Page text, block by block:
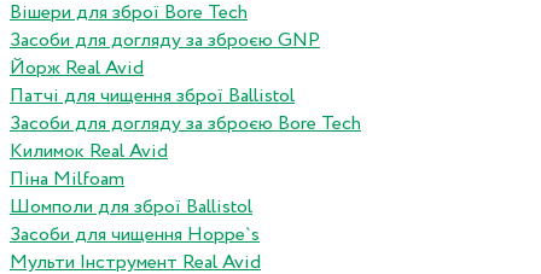
Вішери для зброї Bore Tech
Засоби для догляду за зброєю GNP
Йорж Real Avid
Патчі для чищення зброї Ballistol
Засоби для догляду за зброєю Bore Tech
Килимок Real Avid
Піна Milfoam
Шомполи для зброї Ballistol
Засоби для чищення Hoppe`s
Мульти Інструмент Real Avid